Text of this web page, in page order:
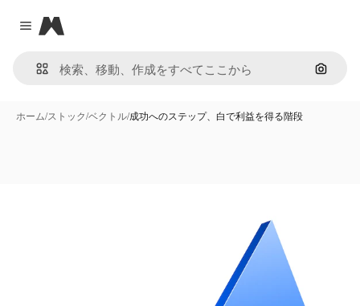
Close menu
Magnific
画像で
ホーム/ストック/ベクトル/成功へのステップ、白で利益を得る階段